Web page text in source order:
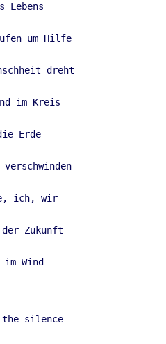
Lebens
um Hilfe
dreht
im Kreis
Erde
ich, wir
Zukunft
Wind
silence